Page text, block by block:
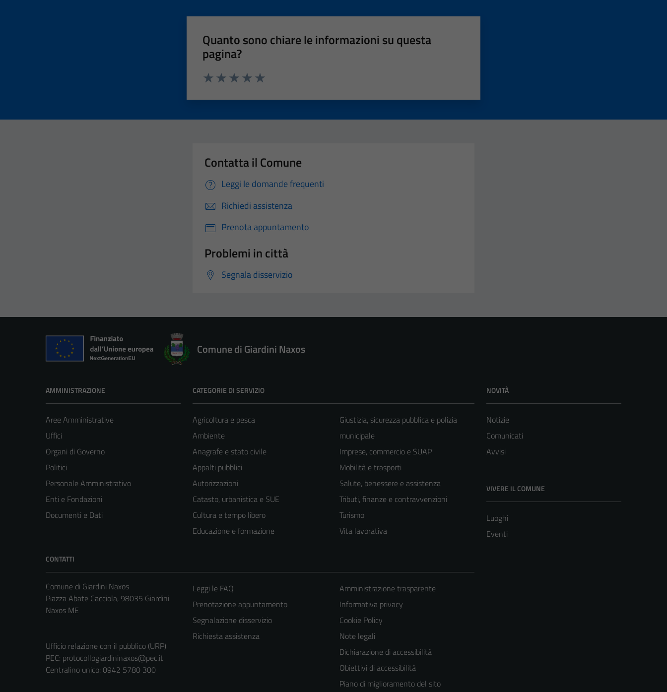
Quanto sono chiare le informazioni su questa
pagina?
Contatta il Comune
Leggi le domande frequenti
Richiedi assistenza
Prenota appuntamento
Problemi in città
Segnala disservizio
Comune di Giardini Naxos
AMMINISTRAZIONE
Aree Amministrative
Uffici
Organi di Governo
Politici
Personale Amministrativo
Enti e Fondazioni
Documenti e Dati
CATEGORIE DI SERVIZIO
Agricoltura e pesca
Ambiente
Anagrafe e stato civile
Appalti pubblici
Autorizzazioni
Catasto, urbanistica e SUE
Cultura e tempo libero
Educazione e formazione
Giustizia, sicurezza pubblica e polizia
municipale
Imprese, commercio e SUAP
Mobilità e trasporti
Salute, benessere e assistenza
Tributi, finanze e contravvenzioni
Turismo
Vita lavorativa
NOVITÀ
Notizie
Comunicati
Avvisi
VIVERE IL COMUNE
Luoghi
Eventi
CONTATTI
Comune di Giardini Naxos
Piazza Abate Cacciola, 98035 Giardini
Naxos ME
Ufficio relazione con il pubblico (URP)
PEC: protocollogiardininaxos@pec.it
Centralino unico: 0942 5780 300
Leggi le FAQ
Prenotazione appuntamento
Segnalazione disservizio
Richiesta assistenza
Amministrazione trasparente
Informativa privacy
Cookie Policy
Note legali
Dichiarazione di accessibilità
Obiettivi di accessibilità
Piano di miglioramento del sito
Tecnici
sono necessari
per il
funzionamento
del sito e non